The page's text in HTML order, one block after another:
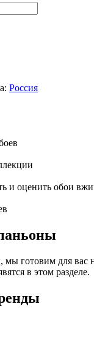
Россия
и оценить обои
готовим для вас
в этом разделе.